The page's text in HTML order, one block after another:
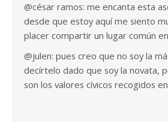
@césar ramos: me encanta esta
desde que estoy aquí me siento
placer compartir un lugar común
@julen: pues creo que no soy la
decírtelo dado que soy la novata,
son los valores cívicos recogidos